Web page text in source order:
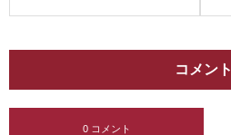
コメント
0 コメント